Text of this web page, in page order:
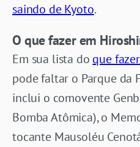
saindo de Kyoto.
O que fazer em
Em sua lista do que
pode faltar o Parque da
inclui o comovente
Bomba Atômica), o
tocante Mausoléu